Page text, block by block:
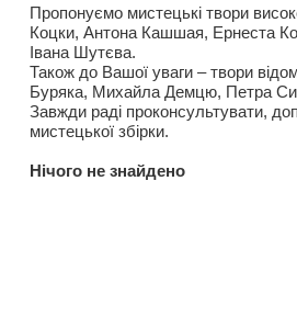
Пропонуємо мистецькі твори
Коцки, Антона Кашшая, Ернеста
Івана Шутєва.
Також до Вашої уваги – твори
Буряка, Михайла Демцю, Петра
Завжди раді проконсультувати,
мистецької збірки.
Нiчого не знайдено